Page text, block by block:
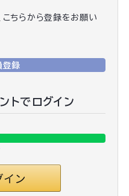
ちらから登録をお願い
登録
トでログイン